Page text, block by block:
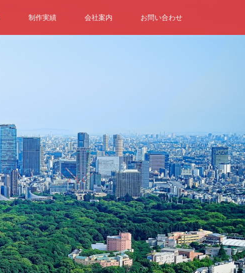
制作実績 会社案内 お問い合わせ